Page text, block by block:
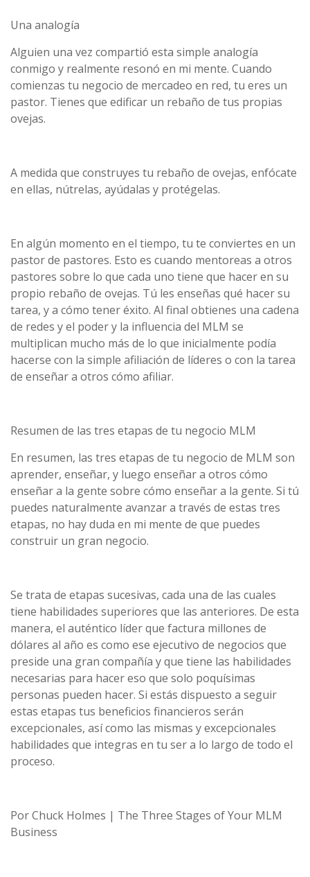
Una analogía
Alguien una vez compartió esta simple analogía
conmigo y realmente resonó en mi mente. Cuando
comienzas tu negocio de mercadeo en red, tu eres un
pastor. Tienes que edificar un rebaño de tus propias
ovejas.
A medida que construyes tu rebaño de ovejas, enfócate
en ellas, nútrelas, ayúdalas y protégelas.
En algún momento en el tiempo, tu te conviertes en un
pastor de pastores. Esto es cuando mentoreas a otros
pastores sobre lo que cada uno tiene que hacer en su
propio rebaño de ovejas. Tú les enseñas qué hacer su
tarea, y a cómo tener éxito. Al final obtienes una cadena
de redes y el poder y la influencia del MLM se
multiplican mucho más de lo que inicialmente podía
hacerse con la simple afiliación de líderes o con la tarea
de enseñar a otros cómo afiliar.
Resumen de las tres etapas de tu negocio MLM
En resumen, las tres etapas de tu negocio de MLM son
aprender, enseñar, y luego enseñar a otros cómo
enseñar a la gente sobre cómo enseñar a la gente. Si tú
puedes naturalmente avanzar a través de estas tres
etapas, no hay duda en mi mente de que puedes
construir un gran negocio.
Se trata de etapas sucesivas, cada una de las cuales
tiene habilidades superiores que las anteriores. De esta
manera, el auténtico líder que factura millones de
dólares al año es como ese ejecutivo de negocios que
preside una gran compañía y que tiene las habilidades
necesarias para hacer eso que solo poquísimas
personas pueden hacer. Si estás dispuesto a seguir
estas etapas tus beneficios financieros serán
excepcionales, así como las mismas y excepcionales
habilidades que integras en tu ser a lo largo de todo el
proceso.
Por Chuck Holmes | The Three Stages of Your MLM
Business